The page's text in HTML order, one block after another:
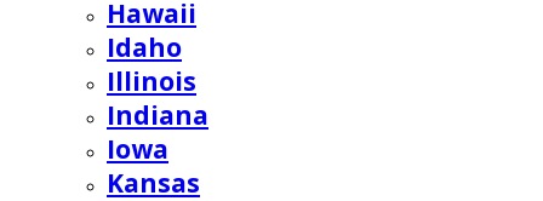
Hawaii
Idaho
Illinois
Indiana
Iowa
Kansas